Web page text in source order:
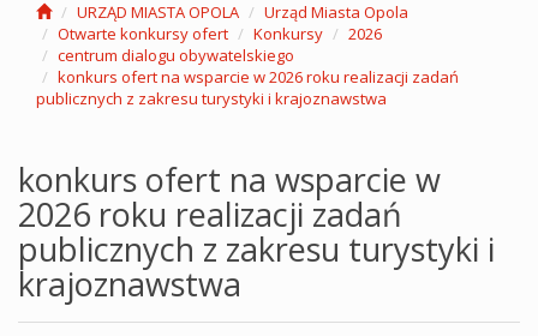
URZĄD MIASTA OPOLA
Urząd Miasta Opola
Otwarte konkursy ofert
Konkursy
2026
centrum dialogu obywatelskiego
konkurs ofert na wsparcie w 2026 roku realizacji zadań
publicznych z zakresu turystyki i krajoznawstwa
konkurs ofert na wsparcie w
2026 roku realizacji zadań
publicznych z zakresu turystyki i
krajoznawstwa